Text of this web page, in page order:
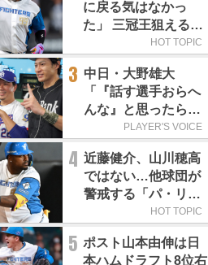
に戻る気はなかっ
た」 三冠王狙える頼
もしい強打者はHOT TOPIC
3 中日・大野雄大
「『話す選手おらへ
んな』と思ったら坂
本勇人が来た！」／
PLAYER'S VOICE
4 近藤健介、山川穂高
ではない…他球団が
警戒する「パ・リー
グで最も怖い打者」
HOT TOPIC
5 ポスト山本由伸は日
本ハムドラフト8位右